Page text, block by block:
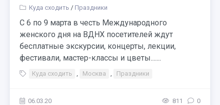
Куда сходить / Праздники
С 6 по 9 марта в честь Международного
женского дня на ВДНХ посетителей ждут
бесплатные экскурсии, концерты, лекции,
фестивали, мастер-классы и цветы.......
Куда сходить , Москва , Праздники
06.03.20 811 0